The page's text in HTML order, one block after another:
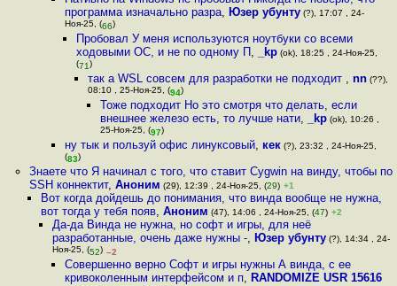
программа изначально разра, Юзер убунту(?), 17:07 , 24-
Ноя-25, (66)
Пробовал У меня используются ноутбуки со всеми
ходовыми ОС, и не по одному П , _kp(ok), 18:25 , 24-Ноя-25,
(71)
так а WSL совсем для разработки не подходит ,nn (??),
08:10 , 25-Ноя-25, (94)
Тоже подходит Но это смотря что делать, если
внешнее железо есть, то лучше нати, _kp(ok), 10:26 ,
25-Ноя-25, (97)
ну тык и пользуй офис линуксовый, кек(?), 23:32 , 24-Ноя-25,
(83)
Знаете что Я начинал с того, что ставит Cygwin на винду, чтобы по
SSH коннектит, Аноним (29), 12:39 , 24-Ноя-25, (29) +1
Вот когда дойдешь до понимания, что винда вообще не нужна,
вот тогда у тебя появ, Аноним (47), 14:06 , 24-Ноя-25, (47) +2
Да-да Винда не нужна, но софт и игры, для неё
разработанные, очень даже нужны -, Юзер убунту (?), 14:34 , 24-
Ноя-25, (52) –2
Совершенно верно Софт и игры нужны А винда, с ее
кривоколенным интерфейсом и п, RANDOMIZE USR 15616